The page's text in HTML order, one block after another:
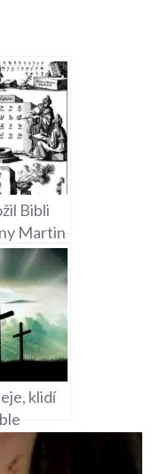
Bibli
Martin
vliv
klidí
vlivu